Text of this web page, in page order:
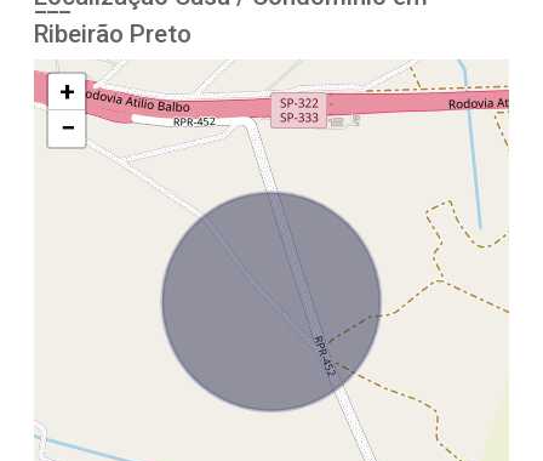
Ribeirão Preto
+
−